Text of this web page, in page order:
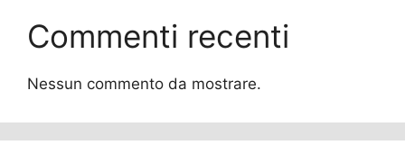
Commenti recenti
Nessun commento da mostrare.